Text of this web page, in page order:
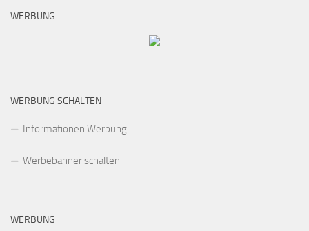
WERBUNG
WERBUNG SCHALTEN
Informationen Werbung
Werbebanner schalten
WERBUNG